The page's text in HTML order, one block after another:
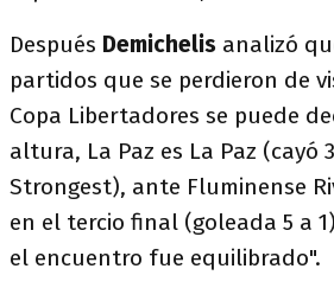
Después Demichelis analizó
partidos que se perdieron de
Copa Libertadores se puede
altura, La Paz es La Paz (cayó
Strongest), ante Fluminense
en el tercio final (goleada 5 a
el encuentro fue equilibrado".